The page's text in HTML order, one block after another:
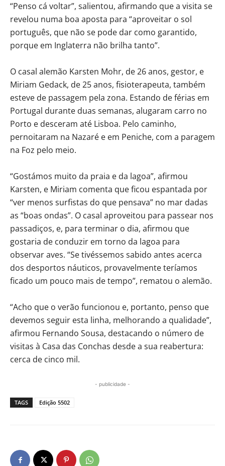
“Penso cá voltar”, salientou, afirmando que a visita se
revelou numa boa aposta para “aproveitar o sol
português, que não se pode dar como garantido,
porque em Inglaterra não brilha tanto”.
O casal alemão Karsten Mohr, de 26 anos, gestor, e
Miriam Gedack, de 25 anos, fisioterapeuta, também
esteve de passagem pela zona. Estando de férias em
Portugal durante duas semanas, alugaram carro no
Porto e desceram até Lisboa. Pelo caminho,
pernoitaram na Nazaré e em Peniche, com a paragem
na Foz pelo meio.
“Gostámos muito da praia e da lagoa”, afirmou
Karsten, e Miriam comenta que ficou espantada por
“ver menos surfistas do que pensava” no mar dadas
as “boas ondas”. O casal aproveitou para passear nos
passadiços, e, para terminar o dia, afirmou que
gostaria de conduzir em torno da lagoa para
observar aves. “Se tivéssemos sabido antes acerca
dos desportos náuticos, provavelmente teríamos
ficado um pouco mais de tempo”, rematou o alemão.
“Acho que o verão funcionou e, portanto, penso que
devemos seguir esta linha, melhorando a qualidade”,
afirmou Fernando Sousa, destacando o número de
visitas à Casa das Conchas desde a sua reabertura:
cerca de cinco mil.
- publicidade -
TAGS Edição 5502